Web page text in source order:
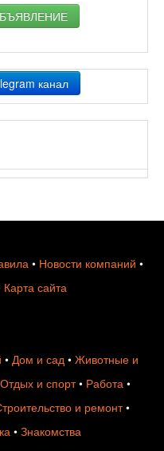
канал
• Новости компаний •
Карта сайта
• Дом и сад• Животные и
Отдых и спорт• Работа •
и ремонт•
• Знакомства